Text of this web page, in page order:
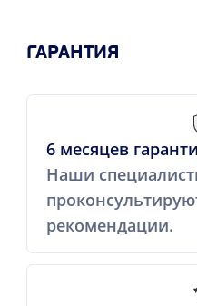
ГАРАНТИЯ
6 месяцев
Наши
рекомендации.